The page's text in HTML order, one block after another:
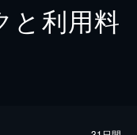
と利用料